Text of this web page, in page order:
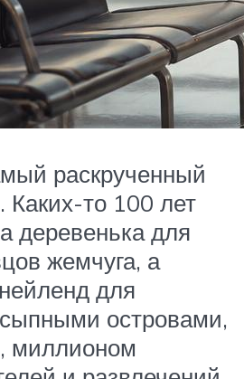
раскрученный
Каких-то 100 лет
деревенька для
жемчуга, а
для
островами,
миллионом